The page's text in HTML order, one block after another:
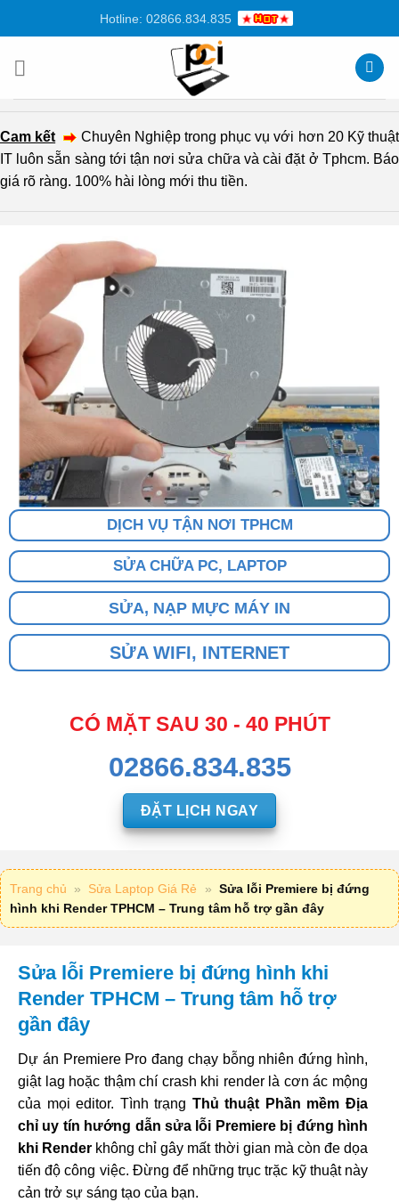
dung
Hotline: 02866.834.835
Cam kết
Chuyên Nghiệp trong phục vụ với hơn 20 Kỹ thuật
IT luôn sẵn sàng tới tận nơi sửa chữa và cài đặt ở Tphcm. Báo
giá rõ ràng. 100% hài lòng mới thu tiền.
DỊCH VỤ TẬN NƠI TPHCM
SỬA CHỮA PC, LAPTOP
SỬA, NẠP MỰC MÁY IN
SỬA WIFI, INTERNET
CÓ MẶT SAU 30 - 40 PHÚT
02866.834.835
ĐẶT LỊCH NGAY
Trang chủ » Sửa Laptop Giá Rẻ » Sửa lỗi Premiere bị đứng
hình khi Render TPHCM – Trung tâm hỗ trợ gần đây
Sửa lỗi Premiere bị đứng hình khi
Render TPHCM – Trung tâm hỗ trợ
gần đây
Dự án Premiere Pro đang chạy bỗng nhiên đứng hình,
giật lag hoặc thậm chí crash khi render là cơn ác mộng
của mọi editor. Tình trạng Thủ thuật Phần mềm Địa
chỉ uy tín hướng dẫn sửa lỗi Premiere bị đứng hình
khi Render không chỉ gây mất thời gian mà còn đe dọa
tiến độ công việc. Đừng để những trục trặc kỹ thuật này
cản trở sự sáng tạo của bạn.